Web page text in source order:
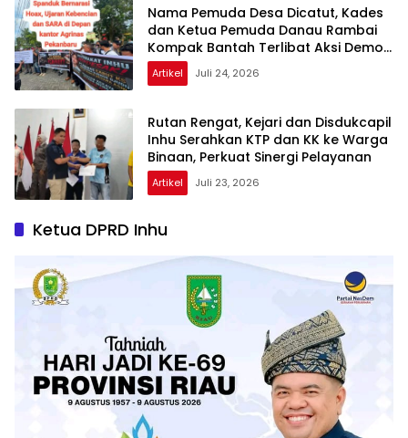
Nama Pemuda Desa Dicatut, Kades
dan Ketua Pemuda Danau Rambai
Kompak Bantah Terlibat Aksi Demo
Agrinas
Artikel Juli 24, 2026
Rutan Rengat, Kejari dan Disdukcapil
Inhu Serahkan KTP dan KK ke Warga
Binaan, Perkuat Sinergi Pelayanan
Artikel Juli 23, 2026
Ketua DPRD Inhu